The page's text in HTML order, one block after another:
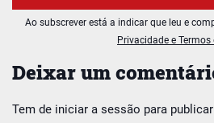
Deixar um
Tem de iniciar a sessão para
Ao subscrever está a indicar que leu e
Privacidade e Termos